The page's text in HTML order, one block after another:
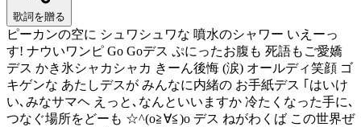
歌詞を贈る
ピーカンの空に シュワシュワな 噴水のシャワー いえーっ
す! ナウいワンピ Go Goデス ぷにったお腹も 死語もご愛嬌
デス かき氷シャカシャカ きーん後悔 (涙) オールディ笑顔 ゴ
キゲンな あたしデスが みんなに内緒の お手紙デス ｢はいけ
い､みなサマヘ えっと､なんといいますか 冷たくなった手に､
つなぐ場所をどーも ☆^(o≧∀≦)o デス ねがわくば この世界ぜ